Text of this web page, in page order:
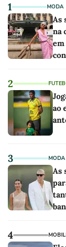
1 MODA
As
na
2
ao
3 MODA
As
4